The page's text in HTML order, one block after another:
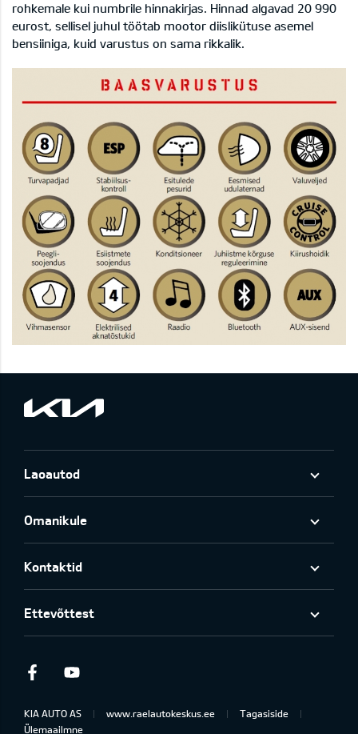
rohkemale kui numbrile hinnakirjas. Hinnad algavad 20 990
eurost, sellisel juhul töötab mootor diislikütuse asemel
bensiiniga, kuid varustus on sama rikkalik.
Laoautod
Omanikule
Kontaktid
Ettevõttest
Facebook
KIA AUTO AS www.raelautokeskus.ee
Tagasiside
Ülemaailmne